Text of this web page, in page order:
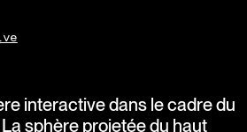
interactive dans le cadre du
sphère projetée du haut